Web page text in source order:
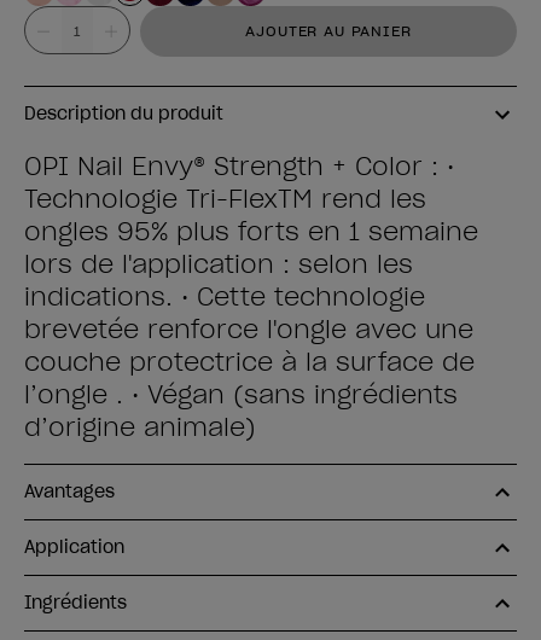
Valeur AJOUTER AU PANIER
Description du produit
OPI Nail Envy® Strength + Color : •
Technologie Tri-FlexTM rend les
ongles 95% plus forts en 1 semaine
lors de l'application : selon les
indications. • Cette technologie
brevetée renforce l'ongle avec une
couche protectrice à la surface de
l’ongle . • Végan (sans ingrédients
d’origine animale)
Avantages
Application
Ingrédients